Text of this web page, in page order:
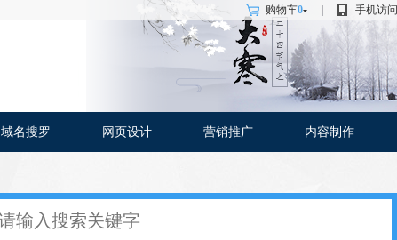
购物车0 手机访问
域名搜罗 网页设计 营销推广 内容制作